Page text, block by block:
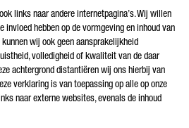
links naar andere internetpagina’s. Wij willen
invloed hebben op de vormgeving en inhoud van
wij ook geen aansprakelijkheid
volledigheid of kwaliteit van de daar
achtergrond distantiëren wij ons hierbij van
verklaring is van toepassing op alle op onze
naar externe websites, evenals de inhoud